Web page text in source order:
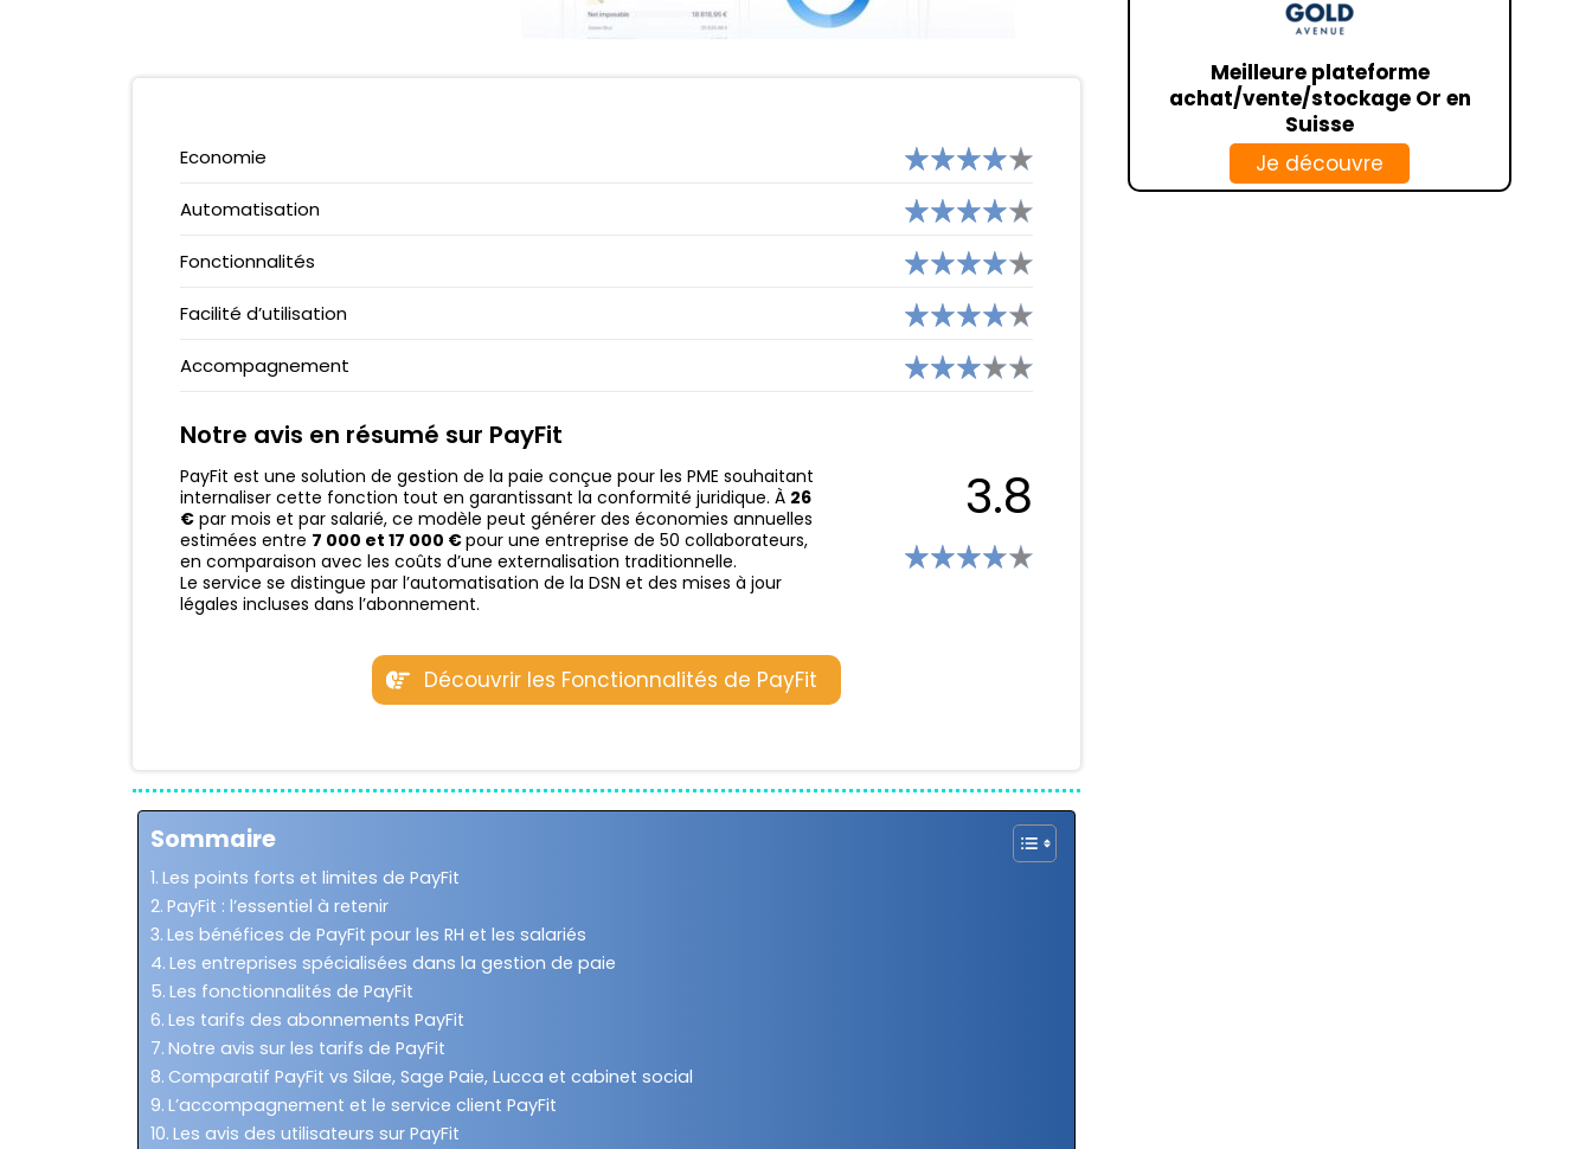
GARANCE
RAMIFY
MONIWAN
MINTOS
AMERICAN EXPRESS
N26 VS MONESE
ANYTIME
NICKEL
EKO (CRÉDIT AGRICOLE)
Economie
Automatisation
Fonctionnalités
Facilité d’utilisation
Accompagnement
Notre avis en résumé sur PayFit
PayFit est une solution de gestion de la paie conçue pour les PME souhaitant
internaliser cette fonction tout en garantissant la conformité juridique. À 26
€ par mois et par salarié, ce modèle peut générer des économies annuelles
estimées entre 7 000 et 17 000 €pour une entreprise de 50 collaborateurs,
en comparaison avec les coûts d’une externalisation traditionnelle.
Le service se distingue par l’automatisation de la DSN et des mises à jour
légales incluses dans l’abonnement.
3.8
Découvrir les Fonctionnalités de PayFit
Sommaire
Les points forts et limites de PayFit
PayFit : l’essentiel à retenir
Les bénéfices de PayFit pour les RH et les salariés
Les entreprises spécialisées dans la gestion de paie
Les fonctionnalités de PayFit
Les tarifs des abonnements PayFit
Notre avis sur les tarifs de PayFit
Comparatif PayFit vs Silae, Sage Paie, Lucca et cabinet social
L’accompagnement et le service client PayFit
Les avis des utilisateurs sur PayFit
Meilleure plateforme
achat/vente/stockage Or en
Suisse
Je découvre